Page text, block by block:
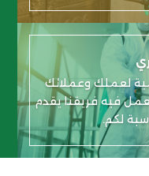
لعملك وعملائك
فيه فريقنا يقدم
لكم.